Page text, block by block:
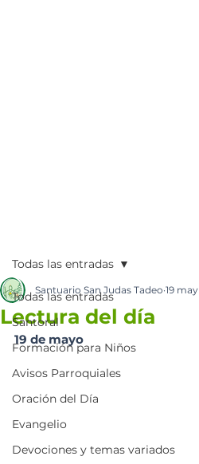
Todas las entradas
Santoral
Formación para Niños
Avisos Parroquiales
Oración del Día
Evangelio
Devociones y temas variados
Todas las entradas
Lectura del día
Santuario San Judas Tadeo 19 may
19 de mayo